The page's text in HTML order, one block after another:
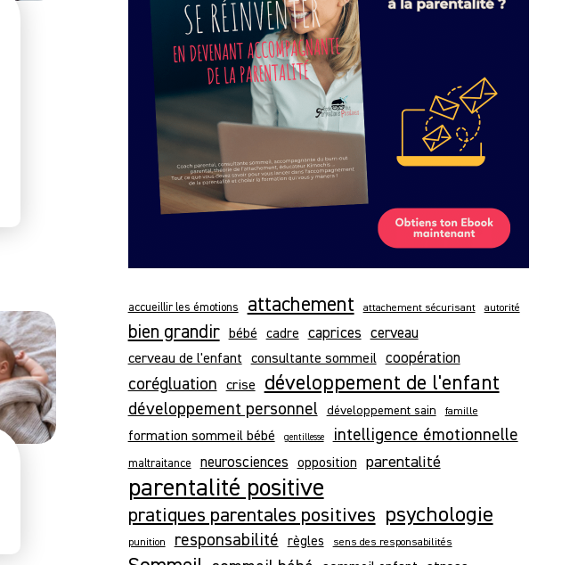
accueillir les émotions attachement attachement sécurisant autorité
bien grandir bébé cadre caprices cerveau
cerveau de l'enfant consultante sommeil coopération
corégluation crise développement de l'enfant
développement personnel développement sain famille
formation sommeil bébé gentillesse intelligence émotionnelle
maltraitance neurosciences opposition parentalité
parentalité positive
pratiques parentales positives psychologie
punition responsabilité règles sens des responsabilités